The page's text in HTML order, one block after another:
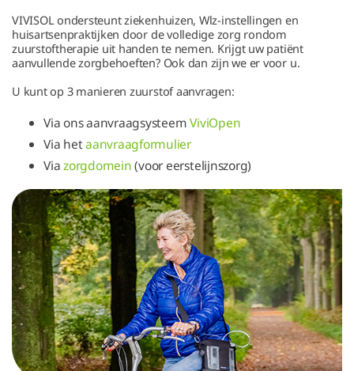
VIVISOL ondersteunt ziekenhuizen, Wlz-instellingen en
huisartsenpraktijken door de volledige zorg rondom
zuurstoftherapie uit handen te nemen. Krijgt uw patiënt
aanvullende zorgbehoeften? Ook dan zijn we er voor u.
U kunt op 3 manieren zuurstof aanvragen:
Via ons aanvraagsysteemViviOpen
Via hetaanvraagformulier
Viazorgdomein(voor eerstelijnszorg)